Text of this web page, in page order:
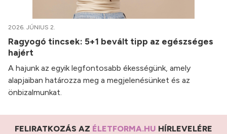
2026. JÚNIUS 2.
Ragyogó tincsek: 5+1 bevált tipp az egészséges
hajért
A hajunk az egyik legfontosabb ékességünk, amely
alapjaiban határozza meg a megjelenésünket és az
önbizalmunkat.
FELIRATKOZÁS AZ ÉLETFORMA.HU HÍRLEVELÉRE